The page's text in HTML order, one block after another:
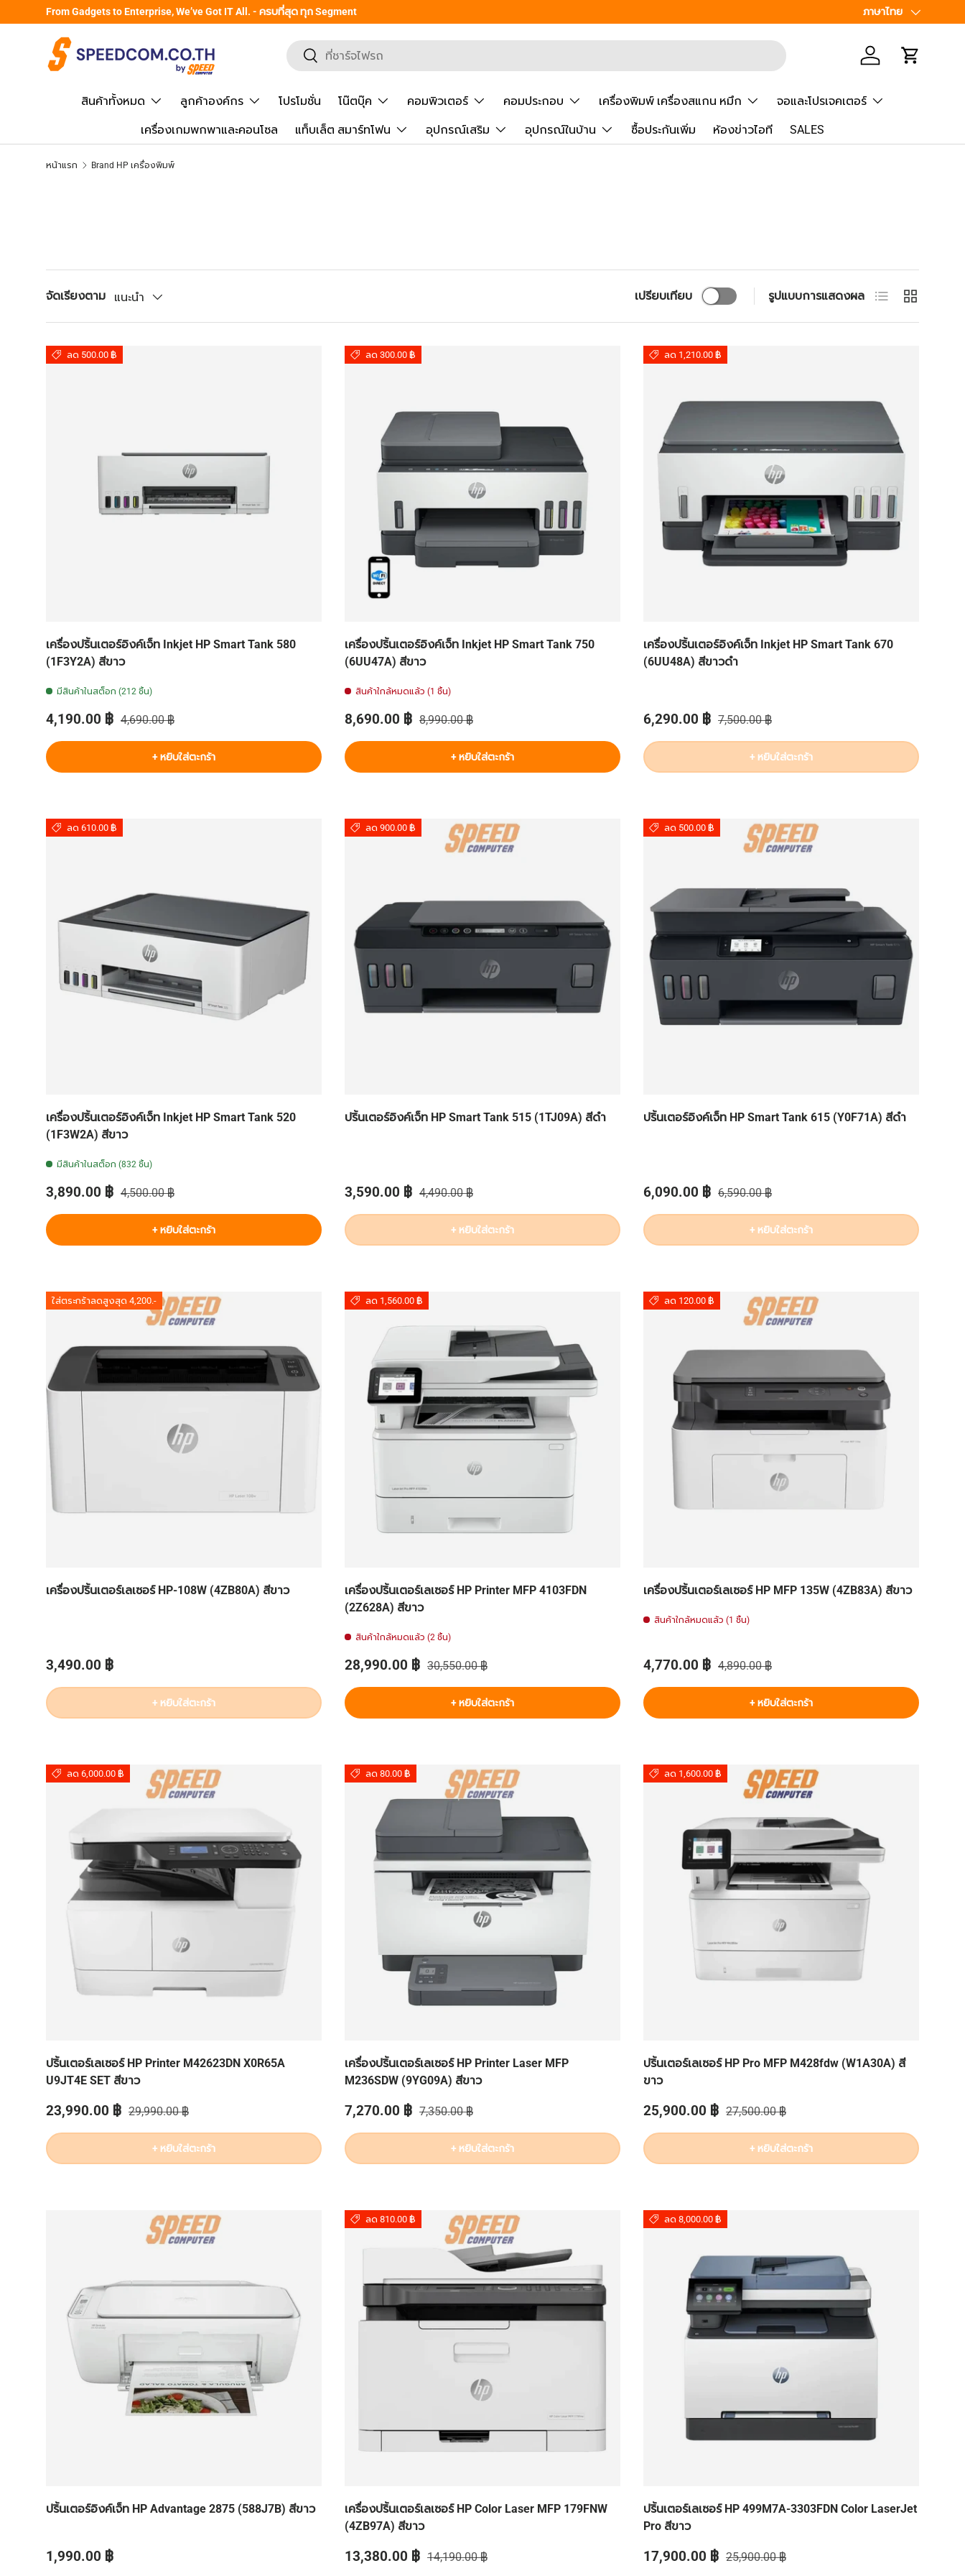
ข้ามไปยังเนื้อหา
From Gadgets to Enterprise, We’ve Got IT All. - ครบที่สุด ทุก Segment เพิ่มเพื่อนLine
ภาษา
ภาษาไทย
ค้นหา
ยืนยันการค้นหา เข้าสู่ระบบรถเข็น
สินค้าทั้งหมด ลูกค้าองค์กร โปรโมชั่น โน๊ตบุ๊ค คอมพิวเตอร์ คอมประกอบ เครื่องพิมพ์ เครื่องสแกน หมึก จอและโปรเจคเตอร์
เครื่องเกมพกพาและคอนโซล แท็บเล็ต สมาร์ทโฟน อุปกรณ์เสริม อุปกรณ์ในบ้าน ซื้อประกันเพิ่ม ห้องข่าวไอที SALES
หน้าแรก Brand HP เครื่องพิมพ์
จัดเรียงตาม แนะนำ เปรียบเทียบ รูปแบบการแสดงผล มุมมองรายการ
ตาราง
ลด 500.00 ฿
เครื่องปริ้นเตอร์อิงค์เจ็ท Inkjet HP Smart Tank 580
(1F3Y2A) สีขาว
มีสินค้าในสต็อก (212 ชิ้น)
ราคาส่วนลด
4,190.00 ฿ ราคาปกติ
4,690.00 ฿
+ หยิบใส่ตะกร้า
ลด 300.00 ฿
เครื่องปริ้นเตอร์อิงค์เจ็ท Inkjet HP Smart Tank 750
(6UU47A) สีขาว
สินค้าใกล้หมดแล้ว (1 ชิ้น)
ราคาส่วนลด
8,690.00 ฿ ราคาปกติ
8,990.00 ฿
+ หยิบใส่ตะกร้า
ลด 1,210.00 ฿
เครื่องปริ้นเตอร์อิงค์เจ็ท Inkjet HP Smart Tank 670
(6UU48A) สีขาวดำ
ราคาส่วนลด
6,290.00 ฿ ราคาปกติ
7,500.00 ฿
+ หยิบใส่ตะกร้า
ลด 610.00 ฿
เครื่องปริ้นเตอร์อิงค์เจ็ท Inkjet HP Smart Tank 520
(1F3W2A) สีขาว
มีสินค้าในสต็อก (832 ชิ้น)
ราคาส่วนลด
3,890.00 ฿ ราคาปกติ
4,500.00 ฿
+ หยิบใส่ตะกร้า
ลด 900.00 ฿
ปริ้นเตอร์อิงค์เจ็ท HP Smart Tank 515 (1TJ09A) สีดำ
ราคาส่วนลด
3,590.00 ฿ ราคาปกติ
4,490.00 ฿
+ หยิบใส่ตะกร้า
ลด 500.00 ฿
ปริ้นเตอร์อิงค์เจ็ท HP Smart Tank 615 (Y0F71A) สีดำ
ราคาส่วนลด
6,090.00 ฿ ราคาปกติ
6,590.00 ฿
+ หยิบใส่ตะกร้า
ใส่ตระกร้าลดสูงสุด 4,200.-
เครื่องปริ้นเตอร์เลเซอร์ HP-108W (4ZB80A) สีขาว
ราคาปกติ
3,490.00 ฿
+ หยิบใส่ตะกร้า
ลด 1,560.00 ฿
เครื่องปริ้นเตอร์เลเซอร์ HP Printer MFP 4103FDN
(2Z628A) สีขาว
สินค้าใกล้หมดแล้ว (2 ชิ้น)
ราคาส่วนลด
28,990.00 ฿ ราคาปกติ
30,550.00 ฿
+ หยิบใส่ตะกร้า
ลด 120.00 ฿
เครื่องปริ้นเตอร์เลเซอร์ HP MFP 135W (4ZB83A) สีขาว
สินค้าใกล้หมดแล้ว (1 ชิ้น)
ราคาส่วนลด
4,770.00 ฿ ราคาปกติ
4,890.00 ฿
+ หยิบใส่ตะกร้า
ลด 6,000.00 ฿
ปริ้นเตอร์เลเซอร์ HP Printer M42623DN X0R65A
U9JT4E SET สีขาว
ราคาส่วนลด
23,990.00 ฿ ราคาปกติ
29,990.00 ฿
+ หยิบใส่ตะกร้า
ลด 80.00 ฿
เครื่องปริ้นเตอร์เลเซอร์ HP Printer Laser MFP
M236SDW (9YG09A) สีขาว
ราคาส่วนลด
7,270.00 ฿ ราคาปกติ
7,350.00 ฿
+ หยิบใส่ตะกร้า
ลด 1,600.00 ฿
ปริ้นเตอร์เลเซอร์ HP Pro MFP M428fdw (W1A30A) สี
ขาว
ราคาส่วนลด
25,900.00 ฿ ราคาปกติ
27,500.00 ฿
+ หยิบใส่ตะกร้า
ปริ้นเตอร์อิงค์เจ็ท HP Advantage 2875 (588J7B) สีขาว
ราคาปกติ
1,990.00 ฿
ลด 810.00 ฿
เครื่องปริ้นเตอร์เลเซอร์ HP Color Laser MFP 179FNW
(4ZB97A) สีขาว
ราคาส่วนลด
13,380.00 ฿ ราคาปกติ
14,190.00 ฿
ลด 8,000.00 ฿
ปริ้นเตอร์เลเซอร์ HP 499M7A-3303FDN Color LaserJet
Pro สีขาว
ราคาส่วนลด
17,900.00 ฿ ราคาปกติ
25,900.00 ฿